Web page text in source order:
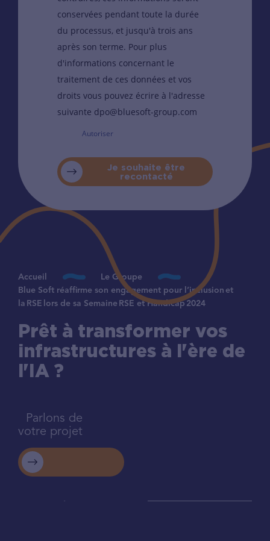
conservées pendant toute la durée
du processus, et jusqu'à trois ans
après son terme. Pour plus
d'informations concernant le
traitement de ces données et vos
droits vous pouvez écrire à l'adresse
suivante dpo@bluesoft-group.com
Autoriser
Je souhaite être
recontacté
Accueil
Le Groupe
Blue Soft réaffirme son engagement pour l’inclusion et
la RSE lors de sa Semaine RSE et Handicap 2024
Prêt à transformer vos
infrastructures à l'ère de
l'IA ?
Parlons de
votre projet